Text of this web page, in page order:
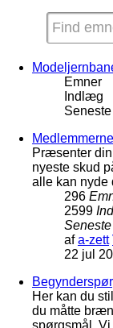
Emner
Indlæg
Præsenter
nyeste skud
alle kan nyde
296
2599
afa-zett
22 jul
Her kan du
du måtte